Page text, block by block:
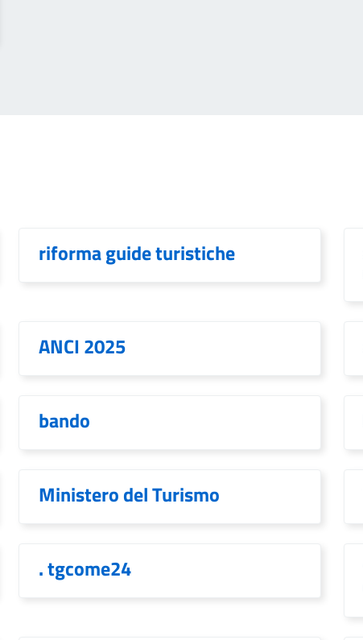
riforma guide turistiche
ANCI 2025
bando
Ministero del Turismo
. tgcome24